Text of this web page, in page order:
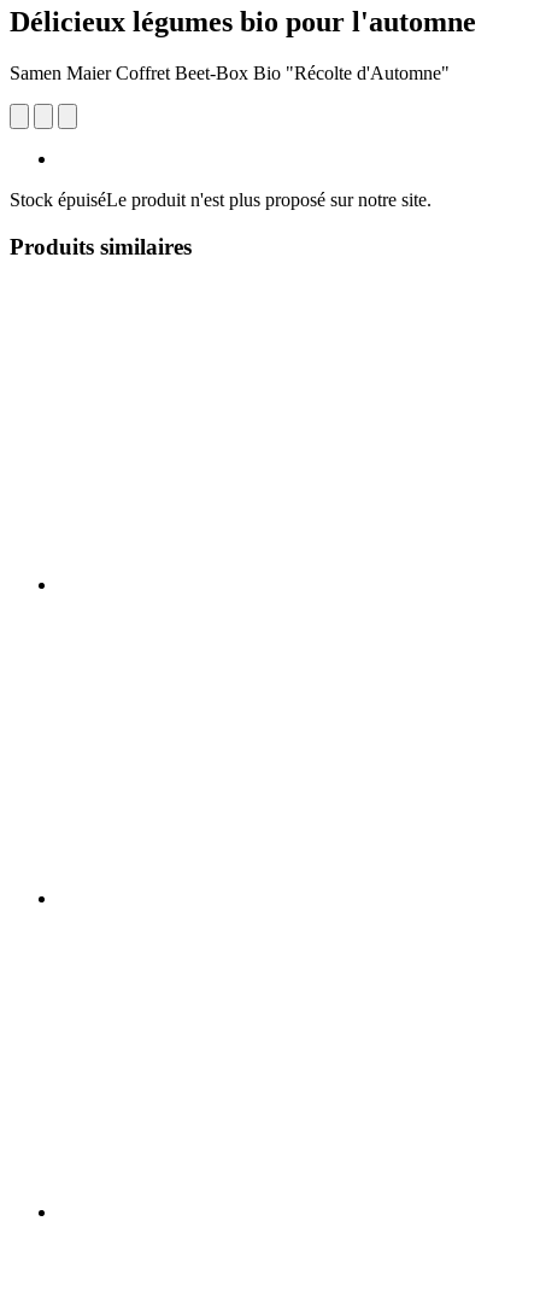
Délicieux légumes bio pour l'automne
Samen Maier Coffret Beet-Box Bio "Récolte d'Automne"
Stock épuiséLe produit n'est plus proposé sur notre site.
Produits similaires